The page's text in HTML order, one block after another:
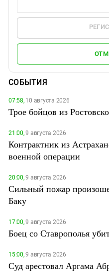
СОБЫТИЯ
07:58,10 августа 2026
Трое бойцов из
21:00,9 августа 2026
Контрактник из
военной операции
20:00,9 августа 2026
Сильный пожар
Баку
17:00,9 августа 2026
Боец со Ставрополья
15:00,9 августа 2026
Суд арестовал Аргама